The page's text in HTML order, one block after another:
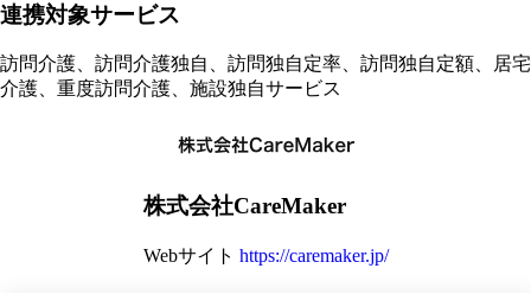
連携対象サービス
訪問介護、訪問介護独自、訪問独自定率、訪問独自定額、居宅
介護、重度訪問介護、施設独自サービス
株式会社CareMaker
Webサイト https://caremaker.jp/